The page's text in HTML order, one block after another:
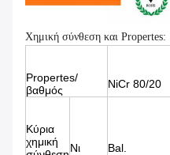
Χημική σύνθεση και Propertes:
Propertes/
βαθμός
NiCr 80/20
Κύρια
χημική
Νι Bal.